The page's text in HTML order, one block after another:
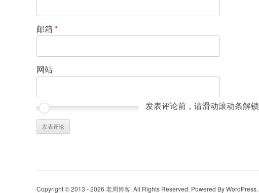
邮箱 *
网站
发表评论前，请滑动滚动条解锁
Copyright © 2013 - 2026 老周博客. All Rights Reserved. Powered By WordPress.